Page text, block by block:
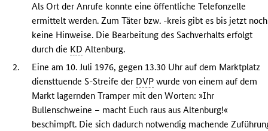
Als Ort der Anrufe konnte eine öffentliche Telefonzelle
ermittelt werden. Zum Täter bzw. -kreis gibt es bis jetzt noch
keine Hinweise. Die Bearbeitung des Sachverhalts erfolgt
durch die KD Altenburg.
2.
Eine am 10. Juli 1976, gegen 13.30 Uhr auf dem Marktplatz
diensttuende S-Streife der DVP wurde von einem auf dem
Markt lagernden Tramper mit den Worten: »Ihr
Bullenschweine – macht Euch raus aus Altenburg!«
beschimpft. Die sich dadurch notwendig machende